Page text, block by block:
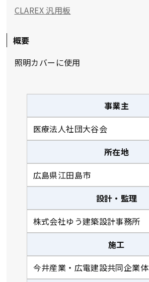
CLAREX 汎用板
概要
照明カバーに使用
事業主
医療法人社団大谷会
所在地
広島県江田島市
設計・監理
株式会社ゆう建築設計事務所
施工
今井産業・広電建設共同企業体